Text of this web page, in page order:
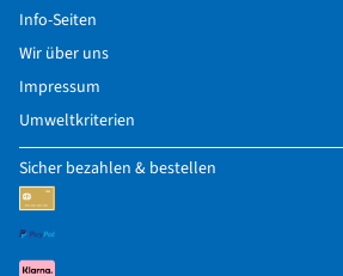
Info-Seiten
Wir über uns
Impressum
Umweltkriterien
Sicher bezahlen & bestellen